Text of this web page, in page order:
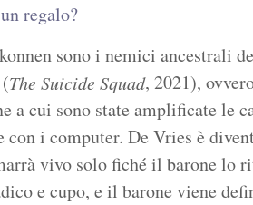
regalo?
sono i nemici ancestrali
(The Suicide Squad, 2021),
a cui sono state amplificate le
i computer. De Vries è
vivo solo fiché il barone lo
e cupo, e il barone viene